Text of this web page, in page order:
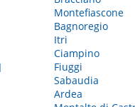
Montefiascone
Bagnoregio
Itri
Ciampino
Fiuggi
Sabaudia
Ardea